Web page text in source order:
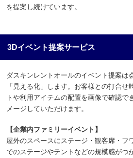
を提案し続けています。
3Dイベント提案サービス
ダスキンレントオールのイベント提案は
「見える化」します。お客様との打合せ
トや利用アイテムの配置を画像で確認で
メージしていただけます。
【企業内ファミリーイベント】
屋外のスペースにステージ・観客席・フ
でのステージやテントなどの規模感がつ